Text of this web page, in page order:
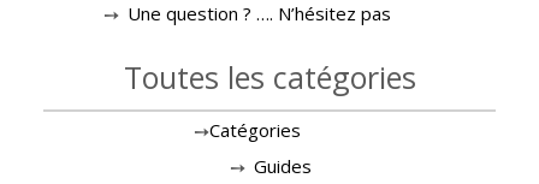
Une question ? …. N’hésitez pas
Toutes les catégories
Catégories
Guides